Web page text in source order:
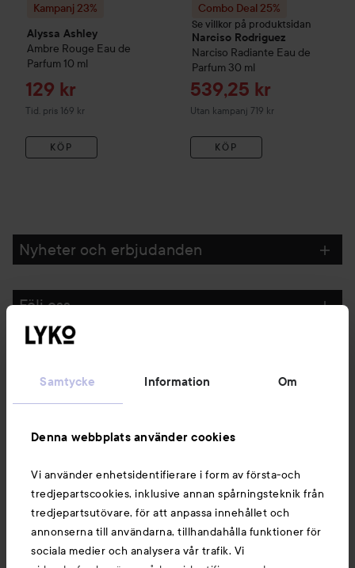
Samtycke Information Om
Denna webbplats använder cookies
Vi använder enhetsidentifierare i form av första-och
tredjepartscookies, inklusive annan spårningsteknik från
tredjepartsutövare, för att anpassa innehållet och
annonserna till användarna, tillhandahålla funktioner för
sociala medier och analysera vår trafik. Vi
Kampanj 23%
Alyssa Ashley
Ambre Rouge Eau de
Parfum 10 ml
Reapris
129 kr
Tid. pris 169 kr
Tidigare pris 169 kr
KÖP
Combo Deal 25%
Se villkor på produktsidan
Narciso Rodriguez
Narciso Radiante Eau de
Parfum 30 ml
Reapris
539,25 kr
Utan kampanj 719 kr
KÖP
Nyheter och erbjudanden
Följ oss
Du kanske också gillar